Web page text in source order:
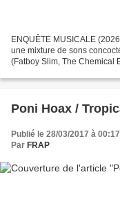
ENQUÊTE MUSICALE
une mixture de sons
(Fatboy Slim, The Chemical
Poni Hoax /
Publié le 28/03/2017 à 00:17
Par FRAP